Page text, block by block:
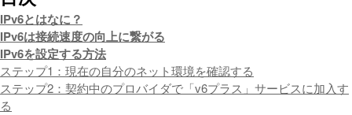
IPv6とはなに？
IPv6は接続速度の向上に繋がる
IPv6を設定する方法
ステップ1：現在の自分のネット環境を確認する
ステップ2：契約中のプロバイダで「v6プラス」サービスに加入す
る